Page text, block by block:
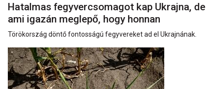
Hatalmas fegyvercsomagot kap Ukrajna, de
ami igazán meglepő, hogy honnan
Törökország döntő fontosságú fegyvereket ad el Ukrajnának.